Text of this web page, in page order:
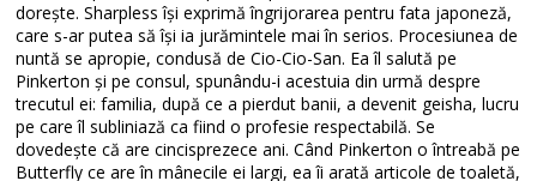
dorește. Sharpless își exprimă îngrijorarea pentru fata japoneză,
care s-ar putea să își ia jurămintele mai în serios. Procesiunea de
nuntă se apropie, condusă de Cio-Cio-San. Ea îl salută pe
Pinkerton și pe consul, spunându-i acestuia din urmă despre
trecutul ei: familia, după ce a pierdut banii, a devenit geisha, lucru
pe care îl subliniază ca fiind o profesie respectabilă. Se
dovedește că are cincisprezece ani. Când Pinkerton o întreabă pe
Butterfly ce are în mânecile ei largi, ea îi arată articole de toaletă,